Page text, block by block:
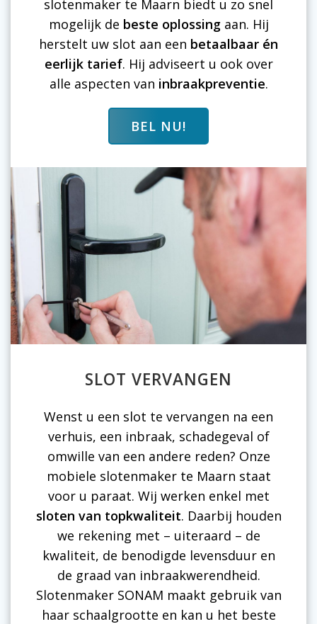
slotenmaker te Maarn biedt u zo snel
mogelijk de beste oplossingaan. Hij
herstelt uw slot aan een betaalbaar én
eerlijk tarief. Hij adviseert u ook over
alle aspecten van inbraakpreventie.
BEL NU!
SLOT VERVANGEN
Wenst u een slot te vervangen na een
verhuis, een inbraak, schadegeval of
omwille van een andere reden? Onze
mobiele slotenmaker te Maarn staat
voor u paraat. Wij werken enkel met
sloten van topkwaliteit. Daarbij houden
we rekening met – uiteraard – de
kwaliteit, de benodigde levensduur en
de graad van inbraakwerendheid.
Slotenmaker SONAM maakt gebruik van
haar schaalgrootte en kan u het beste